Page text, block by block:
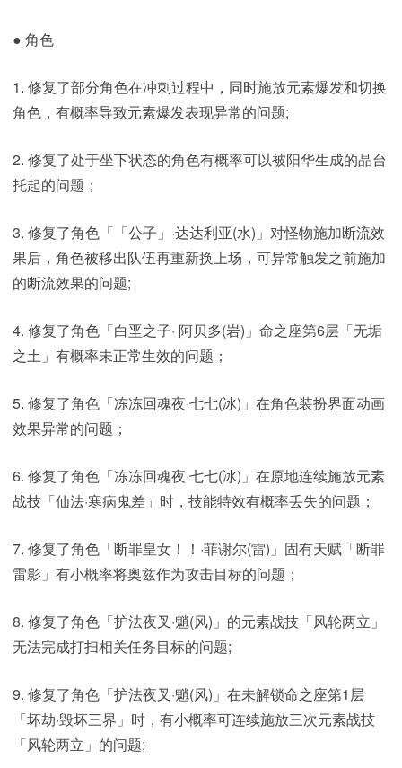
● 角色
1. 修复了部分角色在冲刺过程中，同时施放元素爆发和切换
角色，有概率导致元素爆发表现异常的问题;
2. 修复了处于坐下状态的角色有概率可以被阳华生成的晶台
托起的问题；
3. 修复了角色「「公子」·达达利亚(水)」对怪物施加断流效
果后，角色被移出队伍再重新换上场，可异常触发之前施加
的断流效果的问题;
4. 修复了角色「白垩之子· 阿贝多(岩)」命之座第6层「无垢
之土」有概率未正常生效的问题；
5. 修复了角色「冻冻回魂夜·七七(冰)」在角色装扮界面动画
效果异常的问题；
6. 修复了角色「冻冻回魂夜·七七(冰)」在原地连续施放元素
战技「仙法·寒病鬼差」时，技能特效有概率丢失的问题；
7. 修复了角色「断罪皇女！！·菲谢尔(雷)」固有天赋「断罪
雷影」有小概率将奥兹作为攻击目标的问题；
8. 修复了角色「护法夜叉·魈(风)」的元素战技「风轮两立」
无法完成打扫相关任务目标的问题;
9. 修复了角色「护法夜叉·魈(风)」在未解锁命之座第1层
「坏劫·毁坏三界」时，有小概率可连续施放三次元素战技
「风轮两立」的问题;